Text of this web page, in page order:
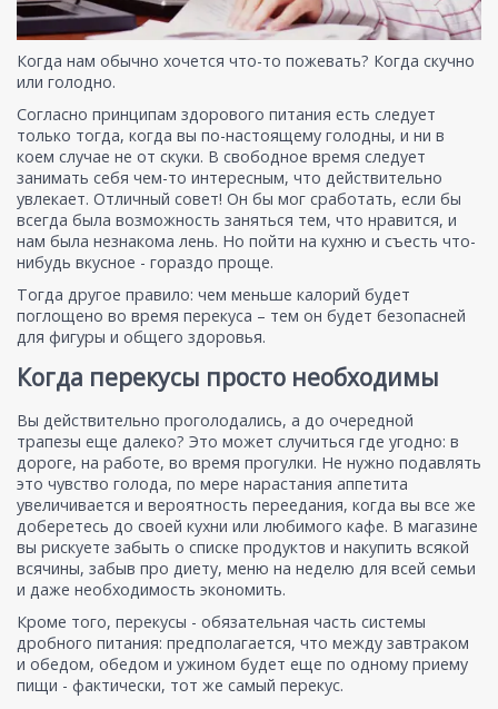
Когда нам обычно хочется что-то пожевать? Когда скучно
или голодно.
Согласно принципам здорового питания есть следует
только тогда, когда вы по-настоящему голодны, и ни в
коем случае не от скуки. В свободное время следует
занимать себя чем-то интересным, что действительно
увлекает. Отличный совет! Он бы мог сработать, если бы
всегда была возможность заняться тем, что нравится, и
нам была незнакома лень. Но пойти на кухню и съесть что-
нибудь вкусное - гораздо проще.
Тогда другое правило: чем меньше калорий будет
поглощено во время перекуса – тем он будет безопасней
для фигуры и общего здоровья.
Когда перекусы просто необходимы
Вы действительно проголодались, а до очередной
трапезы еще далеко? Это может случиться где угодно: в
дороге, на работе, во время прогулки. Не нужно подавлять
это чувство голода, по мере нарастания аппетита
увеличивается и вероятность переедания, когда вы все же
доберетесь до своей кухни или любимого кафе. В магазине
вы рискуете забыть о списке продуктов и накупить всякой
всячины, забыв про диету, меню на неделю для всей семьи
и даже необходимость экономить.
Кроме того, перекусы - обязательная часть системы
дробного питания: предполагается, что между завтраком
и обедом, обедом и ужином будет еще по одному приему
пищи - фактически, тот же самый перекус.